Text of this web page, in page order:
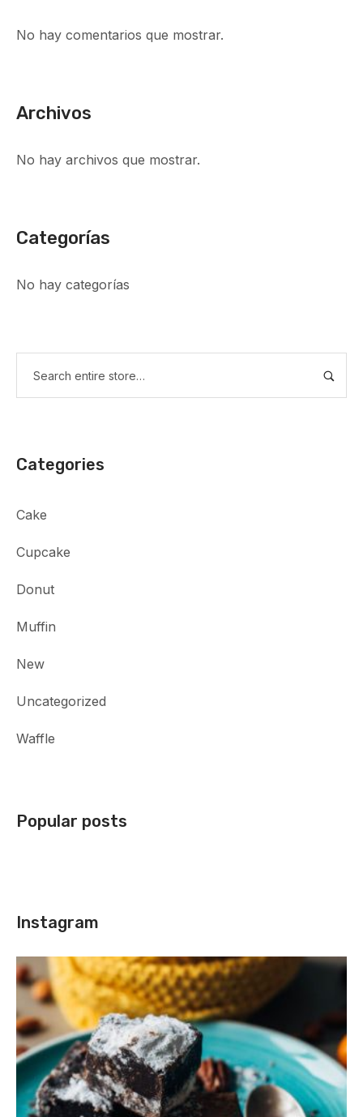
No hay comentarios que mostrar.
Archivos
No hay archivos que mostrar.
Categorías
No hay categorías
Categories
Cake
Cupcake
Donut
Muffin
New
Uncategorized
Waffle
Popular posts
Instagram